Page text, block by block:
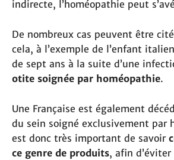
indirecte, l’homéopathie peut
De nombreux cas peuvent être
cela, à l’exemple de l’enfant
de sept ans à la suite d’une
otite soignée par homéopathie.
Une Française est également
du sein soigné exclusivement par
est donc très important de savoir
ce genre de produits, afin